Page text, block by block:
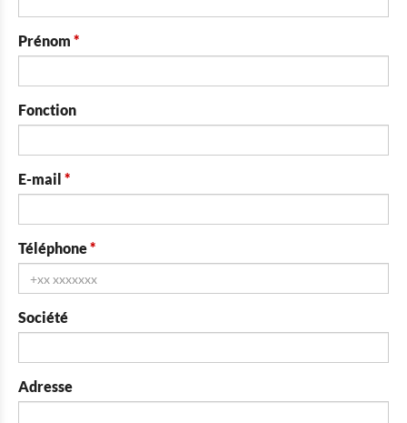
Prénom
Fonction
E-mail
Téléphone
Société
Adresse